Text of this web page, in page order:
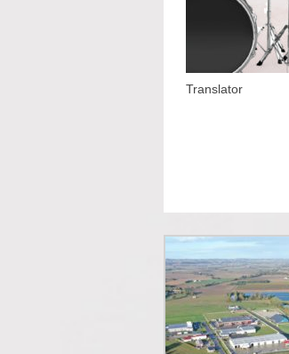
Translator